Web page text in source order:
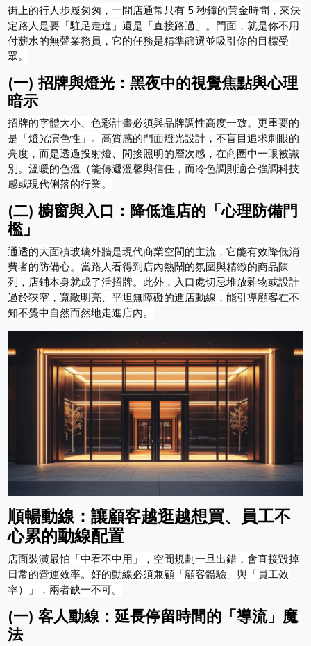
街上的行人步履匆匆，一間店通常只有 5 秒鐘的黃金時間，來決
定路人是要「駐足走進」還是「直接路過」。門面，就是你不用
付薪水的無聲業務員，它的任務是精準篩選並吸引你的目標受
眾。
(一) 招牌與燈光：黑夜中的視覺焦點與心理
暗示
招牌的字體大小、色彩計畫必須與品牌調性高度一致。更重要的
是「燈光演色性」。高質感的門面燈光設計，不盲目追求刺眼的
亮度，而是透過投射燈、間接照明的層次感，在商圈中一眼被識
別。溫暖的色溫（能傳遞溫馨與信任，而冷色調則適合強調科技
感或現代俐落的行業。
(二) 櫥窗與入口：降低進店的「心理防備門
檻」
通透的大面積玻璃外牆是現代商業空間的主流，它能有效降低消
費者的防備心。當路人看得到店內熱鬧的氛圍與精緻的商品陳
列，店鋪本身就成了活招牌。此外，入口處切忌堆放雜物或設計
過於狹窄，寬敞明亮、平坦無障礙的進店動線，能引導顧客在不
知不覺中自然而然地走進店內。
順暢動線：讓顧客越逛越想買、員工不
心累的動線配置
店面裝潢最怕「中看不中用」，空間規劃一旦出錯，會直接毀掉
日常的營運效率。好的動線必須兼顧「顧客體驗」與「員工效
率）」，兩者缺一不可。
(一) 客人動線：延長停留時間的「導流」魔
法